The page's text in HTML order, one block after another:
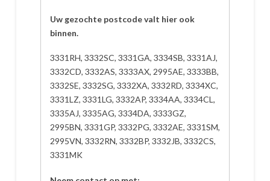
Uw gezochte postcode valt hier ook
binnen.
3331RH, 3332SC, 3331GA, 3334SB, 3331AJ,
3332CD, 3332AS, 3333AX, 2995AE, 3333BB,
3332SE, 3332SG, 3332XA, 3332RD, 3334XC,
3331LZ, 3331LG, 3332AP, 3334AA, 3334CL,
3335AJ, 3335AG, 3334DA, 3333GZ,
2995BN, 3331GP, 3332PG, 3332AE, 3331SM,
2995VN, 3332RN, 3332BP, 3332JB, 3332CS,
3331MK